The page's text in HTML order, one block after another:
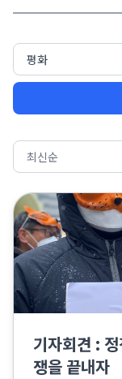
기자회견 :
쟁을 끝내자